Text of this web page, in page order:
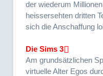
der wiederum
heissersehten dritten
sich die Anschaffung
Die Sims 3
Am grundsätzlichen
virtuelle Alter Egos